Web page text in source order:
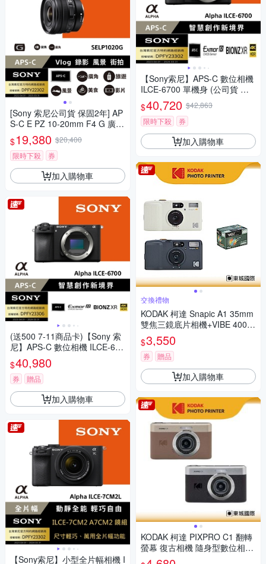
[Sony 索尼公司貨 保固2年] AP
S-C E PZ 10-20mm F4 G 廣角
電動變焦鏡 SELP1020G
$19,380 $20,400
限時下殺
券
加入購物車
(送500 7-11商品卡)【Sony 索
尼】APS-C 數位相機 ILCE-670
0 單機身 (公司貨 保固18+6個
月)
$40,980
券 贈品
加入購物車
【Sony索尼】小型全片幅相機 I
【Sony索尼】APS-C 數位相機
ILCE-6700 單機身 (公司貨 保
固18+6個月)
$40,720 $42,863
限時下殺
券
加入購物車
交換禮物
KODAK 柯達 Snapic A1 35mm
雙焦三鏡底片相機+VIBE 400底
片組
$3,550
券 贈品
加入購物車
KODAK 柯達 PIXPRO C1 翻轉
螢幕 復古相機 隨身型數位相機
+ 64G記憶卡組